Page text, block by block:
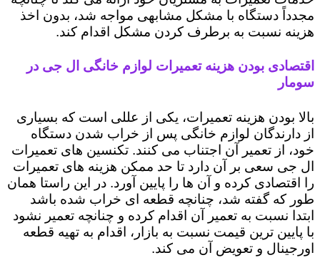
مجدداً دستگاه با مشکل مشابهی مواجه شد، بدون اخذ
هزینه نسبت به برطرف کردن مشکل اقدام کند.
اقتصادی بودن هزینه تعمیرات لوازم خانگی ال جی در
سومار
بالا بودن هزینه تعمیرات، یکی از عللی است که بسیاری
از دارندگان لوازم خانگی پس از خراب شدن دستگاه
خود، از تعمیر آن اجتناب می کنند. تکنسین های تعمیرات
ال جی سعی بر آن دارد تا حد ممکن هزینه های تعمیرات
را اقتصادی کرده و آن ها را پایین آورد. در این راستا همان
طور که گفته شد، چنانچه قطعه ای خراب شده باشد
ابتدا نسبت به تعمیر آن اقدام کرده و چنانچه تعمیر نشود
با پایین ترین قیمت نسبت به بازار، اقدام به تهیه قطعه
اورجینال و تعویض آن می کند.